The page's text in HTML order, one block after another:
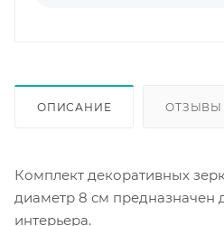
ОПИСАНИЕ ОТЗЫВЫ
Комплект декоративных
диаметр 8 см предназначен
интерьера.